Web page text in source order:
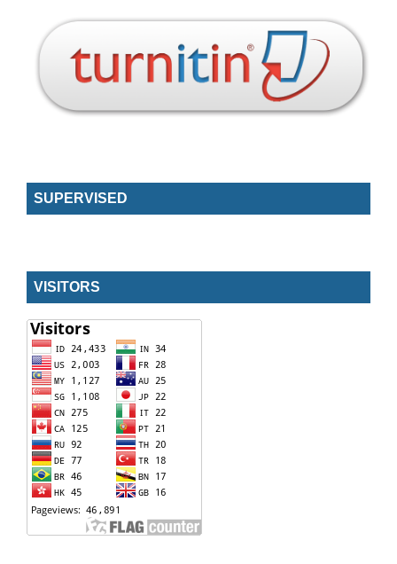
SUPERVISED
VISITORS